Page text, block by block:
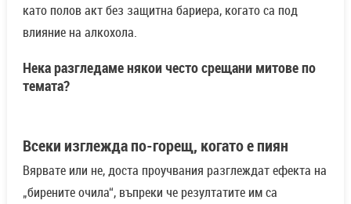
като полов акт без защитна бариера, когато са под
влияние на алкохола.
Нека разгледаме някои често срещани митове по
темата?
Всеки изглежда по-горещ, когато е пиян
Вярвате или не, доста проучвания разглеждат ефекта на
„бирените очила“, въпреки че резултатите им са